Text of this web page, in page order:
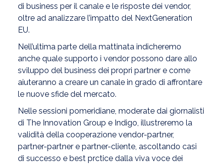
di business per il canale e le risposte dei vendor,
oltre ad analizzare l’impatto del NextGeneration
EU.
Nell’ultima parte della mattinata indicheremo
anche quale supporto i vendor possono dare allo
sviluppo del business dei propri partner e come
aiuteranno a creare un canale in grado di affrontare
le nuove sfide del mercato.
Nelle sessioni pomeridiane, moderate dai giornalisti
di The Innovation Group e Indigo, illustreremo la
validità della cooperazione vendor-partner,
partner-partner e partner-cliente, ascoltando casi
di successo e best prctice dalla viva voce dei